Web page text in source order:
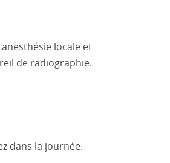
locale et
de radiographie.
dans la journée.